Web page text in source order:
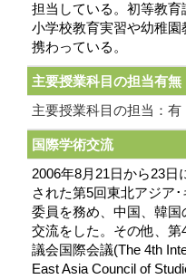
担当している。初等教
小学校教育実習や幼稚
携わっている。
主要授業科目の担当有無
主要授業科目の担当：有
国際学術交流
2006年8月21日から23日
された第5回東北アジア
委員を務め、中国、韓
交流をした。その他、
議会国際会議(The 4th
East Asia Council of